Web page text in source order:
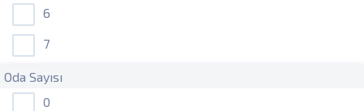
6
7
Oda Sayısı
0